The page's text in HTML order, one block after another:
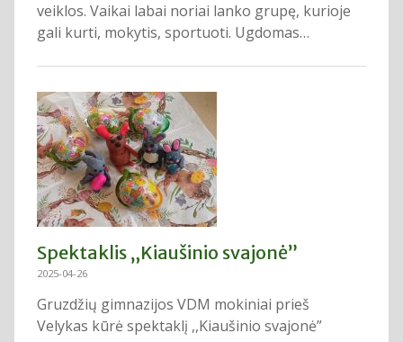
veiklos. Vaikai labai noriai lanko grupę, kurioje
gali kurti, mokytis, sportuoti. Ugdomas…
Spektaklis „Kiaušinio svajonė”
2025-04-26
Gruzdžių gimnazijos VDM mokiniai prieš
Velykas kūrė spektaklį ,,Kiaušinio svajonė”